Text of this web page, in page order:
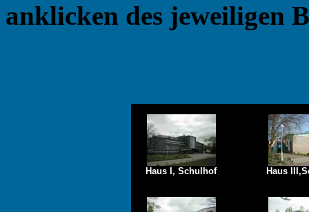
anklicken des jeweiligen
Haus I, Schulhof Haus